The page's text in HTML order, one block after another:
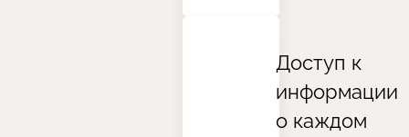
Доступ к
информации
о каждом